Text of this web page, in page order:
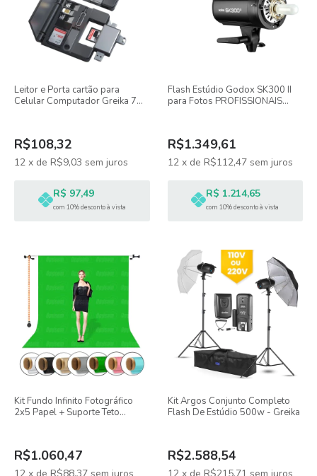
Leitor e Porta cartão para
Celular Computador Greika 7
R$108,32
12 x de R$9,03 sem juros
R$ 97,49
com 10% desconto à vista
Flash Estúdio Godox SK300 II
para Fotos PROFISSIONAIS
R$1.349,61
12 x de R$112,47 sem juros
R$ 1.214,65
com 10% desconto à vista
Kit Fundo Infinito Fotográfico
2x5 Papel + Suporte Teto
R$1.060,47
12 x de R$88,37 sem juros
Kit Argos Conjunto Completo
Flash De Estúdio 500w - Greika
R$2.588,54
12 x de R$215,71 sem juros